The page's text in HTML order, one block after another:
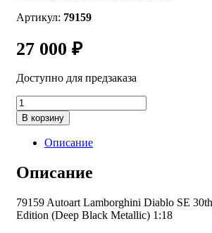
Артикул: 79159
27 000 ₽
Доступно для предзаказа
Количество
товара
79159
AUTOart
Lamborghini
Diablo
SE
Anniversary
Edition
В корзину
Описание
Описание
79159 Autoart Lamborghini Diablo SE
Edition (Deep Black Metallic) 1:18